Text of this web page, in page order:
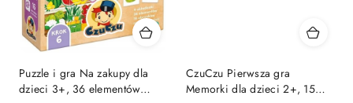
Puzzle i gra Na zakupy dla
dzieci 3+, 36 elementów
CzuCzu Pierwsza gra
Memorki dla dzieci 2+, 15